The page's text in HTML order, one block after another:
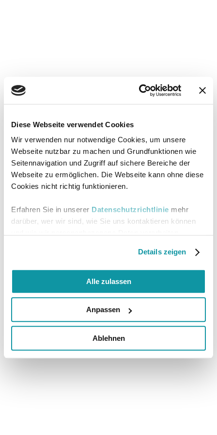
Diese Webseite verwendet Cookies
Wir verwenden nur notwendige Cookies, um unsere
Webseite nutzbar zu machen und Grundfunktionen wie
Seitennavigation und Zugriff auf sichere Bereiche der
Webseite zu ermöglichen. Die Webseite kann ohne diese
Cookies nicht richtig funktionieren.
Erfahren Sie in unserer Datenschutzrichtlinie mehr
darüber, wer wir sind, wie Sie uns kontaktieren können
Details zeigen
Alle zulassen
Anpassen
Ablehnen